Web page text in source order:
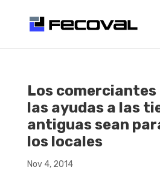
Los comerciantes
las ayudas a las
antiguas sean
los locales
Nov 4, 2014